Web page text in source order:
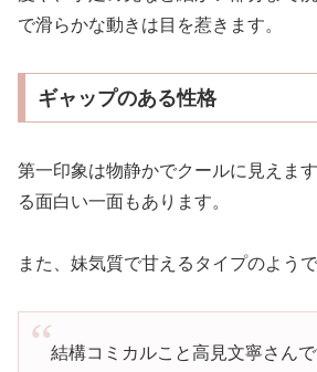
で滑らかな動きは目を惹きます。
ギャップのある性格
第一印象は物静かでクールに見えま
る面白い一面もあります。
また、妹気質で甘えるタイプのようで
結構コミカルこと高見文寧さんで